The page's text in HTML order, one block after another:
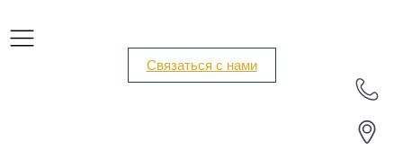
Связаться с нами